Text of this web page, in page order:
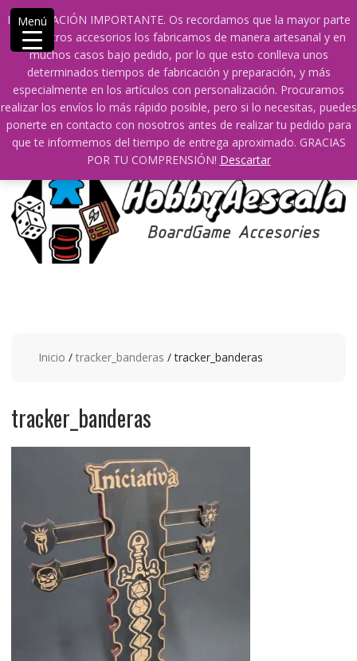
INFORMACIÓN IMPORTANTE. Os recordamos que la mayor parte
de nuestros accesorios los fabricamos de manera artesanal y en
muchos casos bajo pedido, por lo que esto conlleva unos
determinados tiempos de fabricación y preparación, y más
especialmente en los artículos con personalización. Procuramos
realizar los envíos lo más rápido posible, pero si lo necesitas, puedes
ponerte en contacto con nosotros antes de realizar tu pedido para
que te informemos del tiempo de entrega aproximado. GRACIAS
POR TU COMPRENSIÓN! Descartar
Saltar
contenido
609241475 SOLO DE 10:00 a 14:00
info@hobbyaescala.com
San Fernando de Henares
10:00 - 14:00
Mi cuenta
0 0
Inicio / tracker_banderas / tracker_banderas
tracker_banderas
Menú